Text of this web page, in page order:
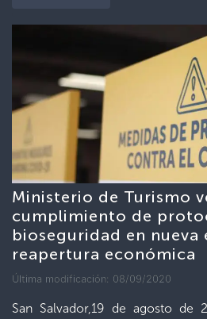
Ministerio de Turismo
cumplimiento de
bioseguridad en nueva
reapertura económica
Última modificación: 08/09/2020
San Salvador,19 de agosto de